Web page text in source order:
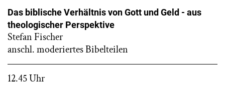
Das biblische Verhältnis von Gott und Geld - aus
theologischer Perspektive
Stefan Fischer
anschl. moderiertes Bibelteilen
12.45 Uhr